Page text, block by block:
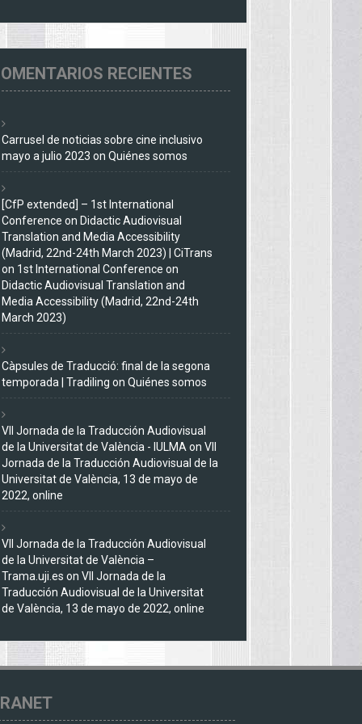
RECIENTES
Carrusel de noticias sobre cine inclusivo
mayo a julio 2023 on Quiénes somos
[CfP extended] – 1st International
Conference on Didactic Audiovisual
Translation and Media Accessibility
(Madrid, 22nd-24th March 2023) | CiTrans
on 1st International Conference on
Didactic Audiovisual Translation and
Media Accessibility (Madrid, 22nd-24th
March 2023)
Càpsules de Traducció: final de la segona
temporada | Tradiling on Quiénes somos
VII Jornada de la Traducción Audiovisual
de la Universitat de València - IULMAon VII
Jornada de la Traducción Audiovisual de la
Universitat de València, 13 de mayo de
2022, online
VII Jornada de la Traducción Audiovisual
de la Universitat de València –
Trama.uji.es on VII Jornada de la
Traducción Audiovisual de la Universitat
de València, 13 de mayo de 2022, online